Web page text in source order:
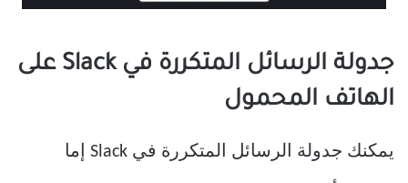
جدولة الرسائل المتكررة في Slack على
الهاتف المحمول
يمكنك جدولة الرسائل المتكررة في Slack إما